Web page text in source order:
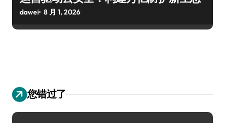
dawei 8 月 1, 2026
您错过了